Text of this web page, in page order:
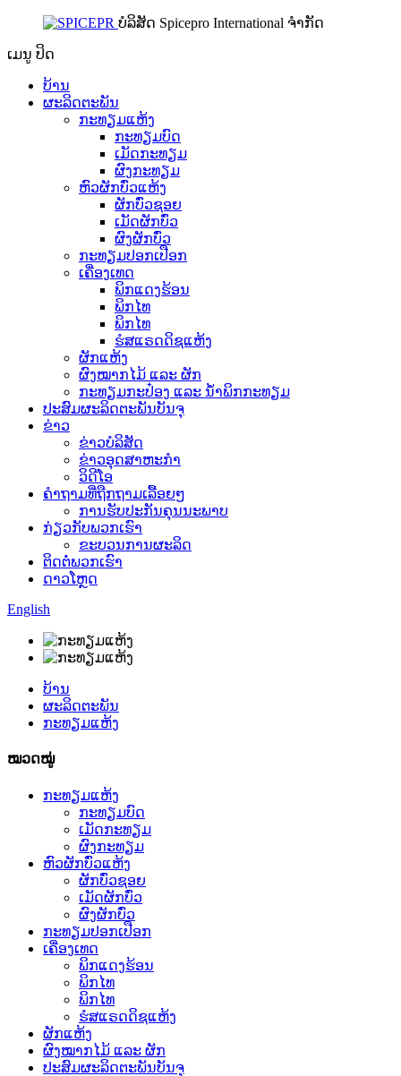
ບໍລິສັດ Spicepro International ຈຳກັດ
ເມນູ ປິດ
ບ້ານ
ຜະລິດຕະພັນ
ກະທຽມແຫ້ງ
ກະທຽມບົດ
ເມັດກະທຽມ
ຜົງກະທຽມ
ຫົວຜັກບົ່ວແຫ້ງ
ຜັກບົ່ວຊອຍ
ເມັດຜັກບົ່ວ
ຜົງຜັກບົ່ວ
ກະທຽມປອກເປືອກ
ເຄື່ອງເທດ
ພິກແດງຮ້ອນ
ພິກໄທ
ພິກໄທ
ຮໍສແຣດດິຊແຫ້ງ
ຜັກແຫ້ງ
ຜົງໝາກໄມ້ ແລະ ຜັກ
ກະທຽມກະປ໋ອງ ແລະ ນ້ຳພິກກະທຽມ
ປະສົມຜະລິດຕະພັນບັນຈຸ
ຂ່າວ
ຂ່າວບໍລິສັດ
ຂ່າວອຸດສາຫະກຳ
ວິດີໂອ
ຄຳຖາມທີ່ຖືກຖາມເລື້ອຍໆ
ການຮັບປະກັນຄຸນນະພາບ
ກ່ຽວກັບພວກເຮົາ
ຂະບວນການຜະລິດ
ຕິດຕໍ່ພວກເຮົາ
ດາວໂຫຼດ
English
ບ້ານ
ຜະລິດຕະພັນ
ກະທຽມແຫ້ງ
ໝວດໝູ່
ກະທຽມແຫ້ງ
ກະທຽມບົດ
ເມັດກະທຽມ
ຜົງກະທຽມ
ຫົວຜັກບົ່ວແຫ້ງ
ຜັກບົ່ວຊອຍ
ເມັດຜັກບົ່ວ
ຜົງຜັກບົ່ວ
ກະທຽມປອກເປືອກ
ເຄື່ອງເທດ
ພິກແດງຮ້ອນ
ພິກໄທ
ພິກໄທ
ຮໍສແຣດດິຊແຫ້ງ
ຜັກແຫ້ງ
ຜົງໝາກໄມ້ ແລະ ຜັກ
ປະສົມຜະລິດຕະພັນບັນຈຸ